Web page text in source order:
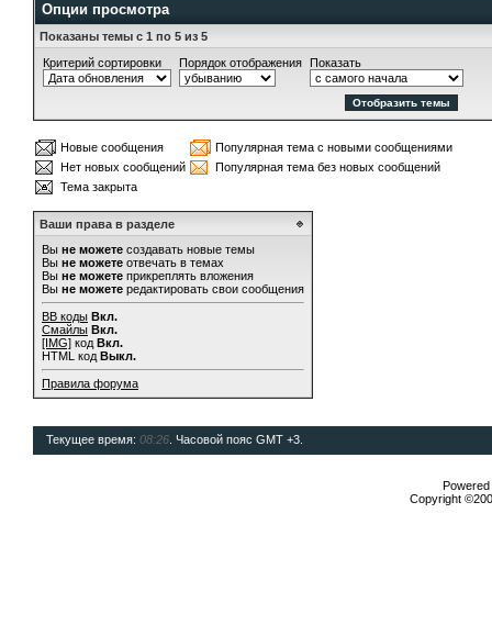
Опции просмотра
Показаны темы с 1 по 5 из 5
Критерий сортировки
Порядок отображения Показать
Новые сообщения
Популярная тема с новыми сообщениями
Нет новых сообщений
Популярная тема без новых сообщений
Тема закрыта
Ваши права в разделе
Вы не можете создавать новые темы
Вы не можете отвечать в темах
Вы не можете прикреплять вложения
Вы не можете редактировать свои сообщения
BB коды Вкл.
Смайлы Вкл.
[IMG] код Вкл.
HTML код Выкл.
Правила форума
Текущее время: 08:26 . Часовой пояс GMT +3.
Copyright